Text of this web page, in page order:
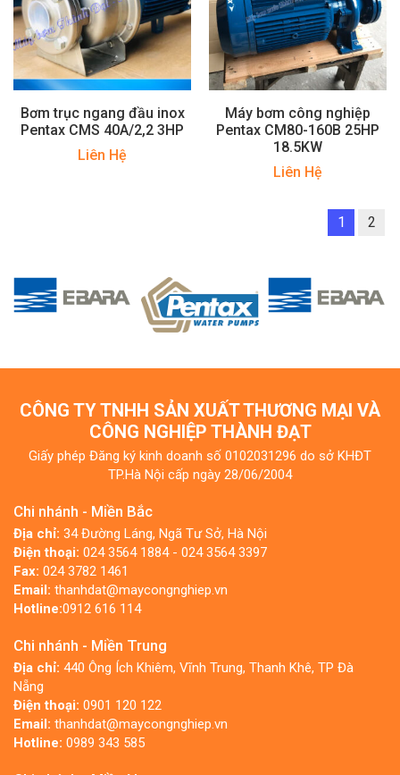
Bơm trục ngang đầu inox
Pentax CMS 40A/2,2 3HP
Liên Hệ
Máy bơm công nghiệp
Pentax CM80-160B 25HP
18.5KW
Liên Hệ
1 2
CÔNG TY TNHH SẢN XUẤT THƯƠNG MẠI VÀ
CÔNG NGHIỆP THÀNH ĐẠT
Giấy phép Đăng ký kinh doanh số 0102031296 do sở KHĐT
TP.Hà Nội cấp ngày 28/06/2004
Chi nhánh - Miền Bắc
Địa chỉ: 34 Đường Láng, Ngã Tư Sở, Hà Nội
Điện thoại: 024 3564 1884 - 024 3564 3397
Fax: 024 3782 1461
Email: thanhdat@maycongnghiep.vn
Hotline:0912 616 114
Chi nhánh - Miền Trung
Địa chỉ: 440 Ông Ích Khiêm, Vĩnh Trung, Thanh Khê, TP Đà
Nẵng
Điện thoại: 0901 120 122
Email: thanhdat@maycongnghiep.vn
Hotline: 0989 343 585